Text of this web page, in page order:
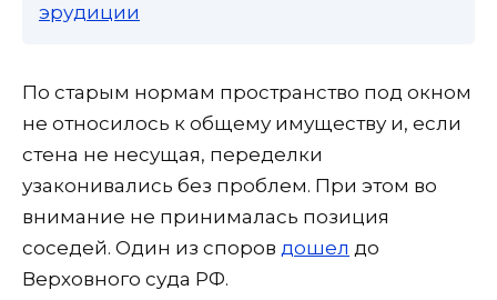
эрудиции
По старым нормам пространство под окном
не относилось к общему имуществу и, если
стена не несущая, переделки
узаконивались без проблем. При этом во
внимание не принималась позиция
соседей. Один из споров дошел до
Верховного суда РФ.